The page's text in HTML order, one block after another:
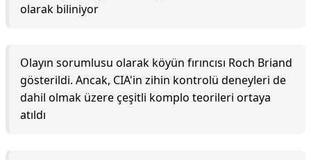
olarak biliniyor
Olayın sorumlusu olarak köyün fırıncısı Roch Briand
gösterildi. Ancak, CIA'in zihin kontrolü deneyleri de
dahil olmak üzere çeşitli komplo teorileri ortaya
atıldı